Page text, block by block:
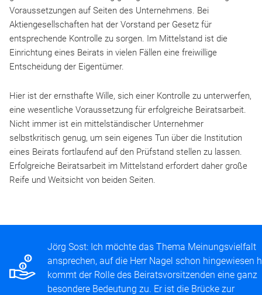
Voraussetzungen auf Seiten des Unternehmens. Bei
Aktiengesellschaften hat der Vorstand per Gesetz für
entsprechende Kontrolle zu sorgen. Im Mittelstand ist die
Einrichtung eines Beirats in vielen Fällen eine freiwillige
Entscheidung der Eigentümer.
Hier ist der ernsthafte Wille, sich einer Kontrolle zu unterwerfen,
eine wesentliche Voraussetzung für erfolgreiche Beiratsarbeit.
Nicht immer ist ein mittelständischer Unternehmer
selbstkritisch genug, um sein eigenes Tun über die Institution
eines Beirats fortlaufend auf den Prüfstand stellen zu lassen.
Erfolgreiche Beiratsarbeit im Mittelstand erfordert daher große
Reife und Weitsicht von beiden Seiten.
u
Jörg Sost: Ich möchte das Thema Meinungsvielfalt
ansprechen, auf die Herr Nagel schon hingewiesen
kommt der Rolle des Beiratsvorsitzenden eine ganz
besondere Bedeutung zu. Er ist die Brücke zur